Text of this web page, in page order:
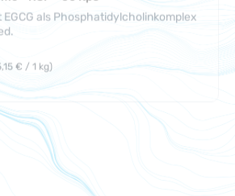
als Phosphatidylcholinkomplex